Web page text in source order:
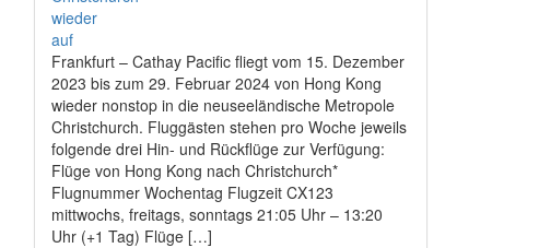
Frankfurt – Cathay Pacific fliegt vom 15. Dezember
2023 bis zum 29. Februar 2024 von Hong Kong
wieder nonstop in die neuseeländische Metropole
Christchurch. Fluggästen stehen pro Woche jeweils
folgende drei Hin- und Rückflüge zur Verfügung:
Flüge von Hong Kong nach Christchurch*
Flugnummer Wochentag Flugzeit CX123
mittwochs, freitags, sonntags 21:05 Uhr – 13:20
Uhr (+1 Tag) Flüge […]